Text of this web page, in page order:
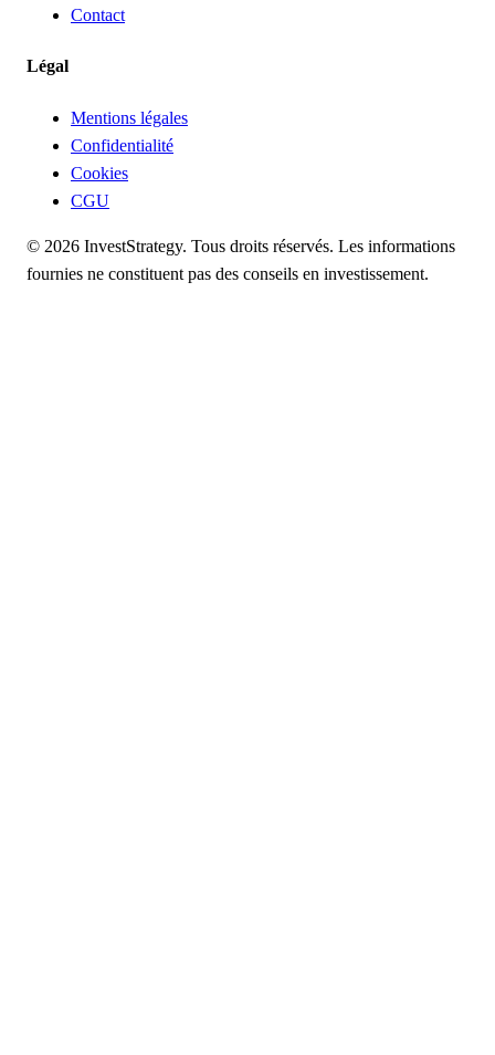
Contact
Légal
Mentions légales
Confidentialité
Cookies
CGU
© 2026 InvestStrategy. Tous droits réservés. Les informations
fournies ne constituent pas des conseils en investissement.